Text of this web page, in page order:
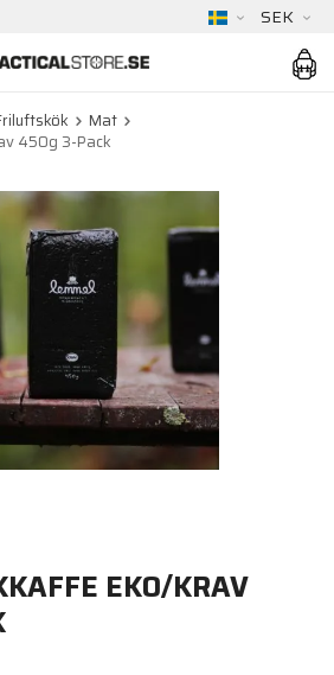
SEK
Mat
450g 3-Pack
EKO/KRAV